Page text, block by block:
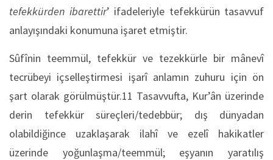
tefekkürden ibarettir’ ifadeleriyle tefekkürün tasavvuf
anlayışındaki konumuna işaret etmiştir.
Sûfînin teemmül, tefekkür ve tezekkürle bir mânevî
tecrübeyi içselleştirmesi işarî anlamın zuhuru için ön
şart olarak görülmüştür.11 Tasavvufta, Kur’ân üzerinde
derin tefekkür süreçleri/tedebbür; dış dünyadan
olabildiğince uzaklaşarak ilahî ve ezelî hakikatler
üzerinde yoğunlaşma/teemmül; eşyanın yaratılış